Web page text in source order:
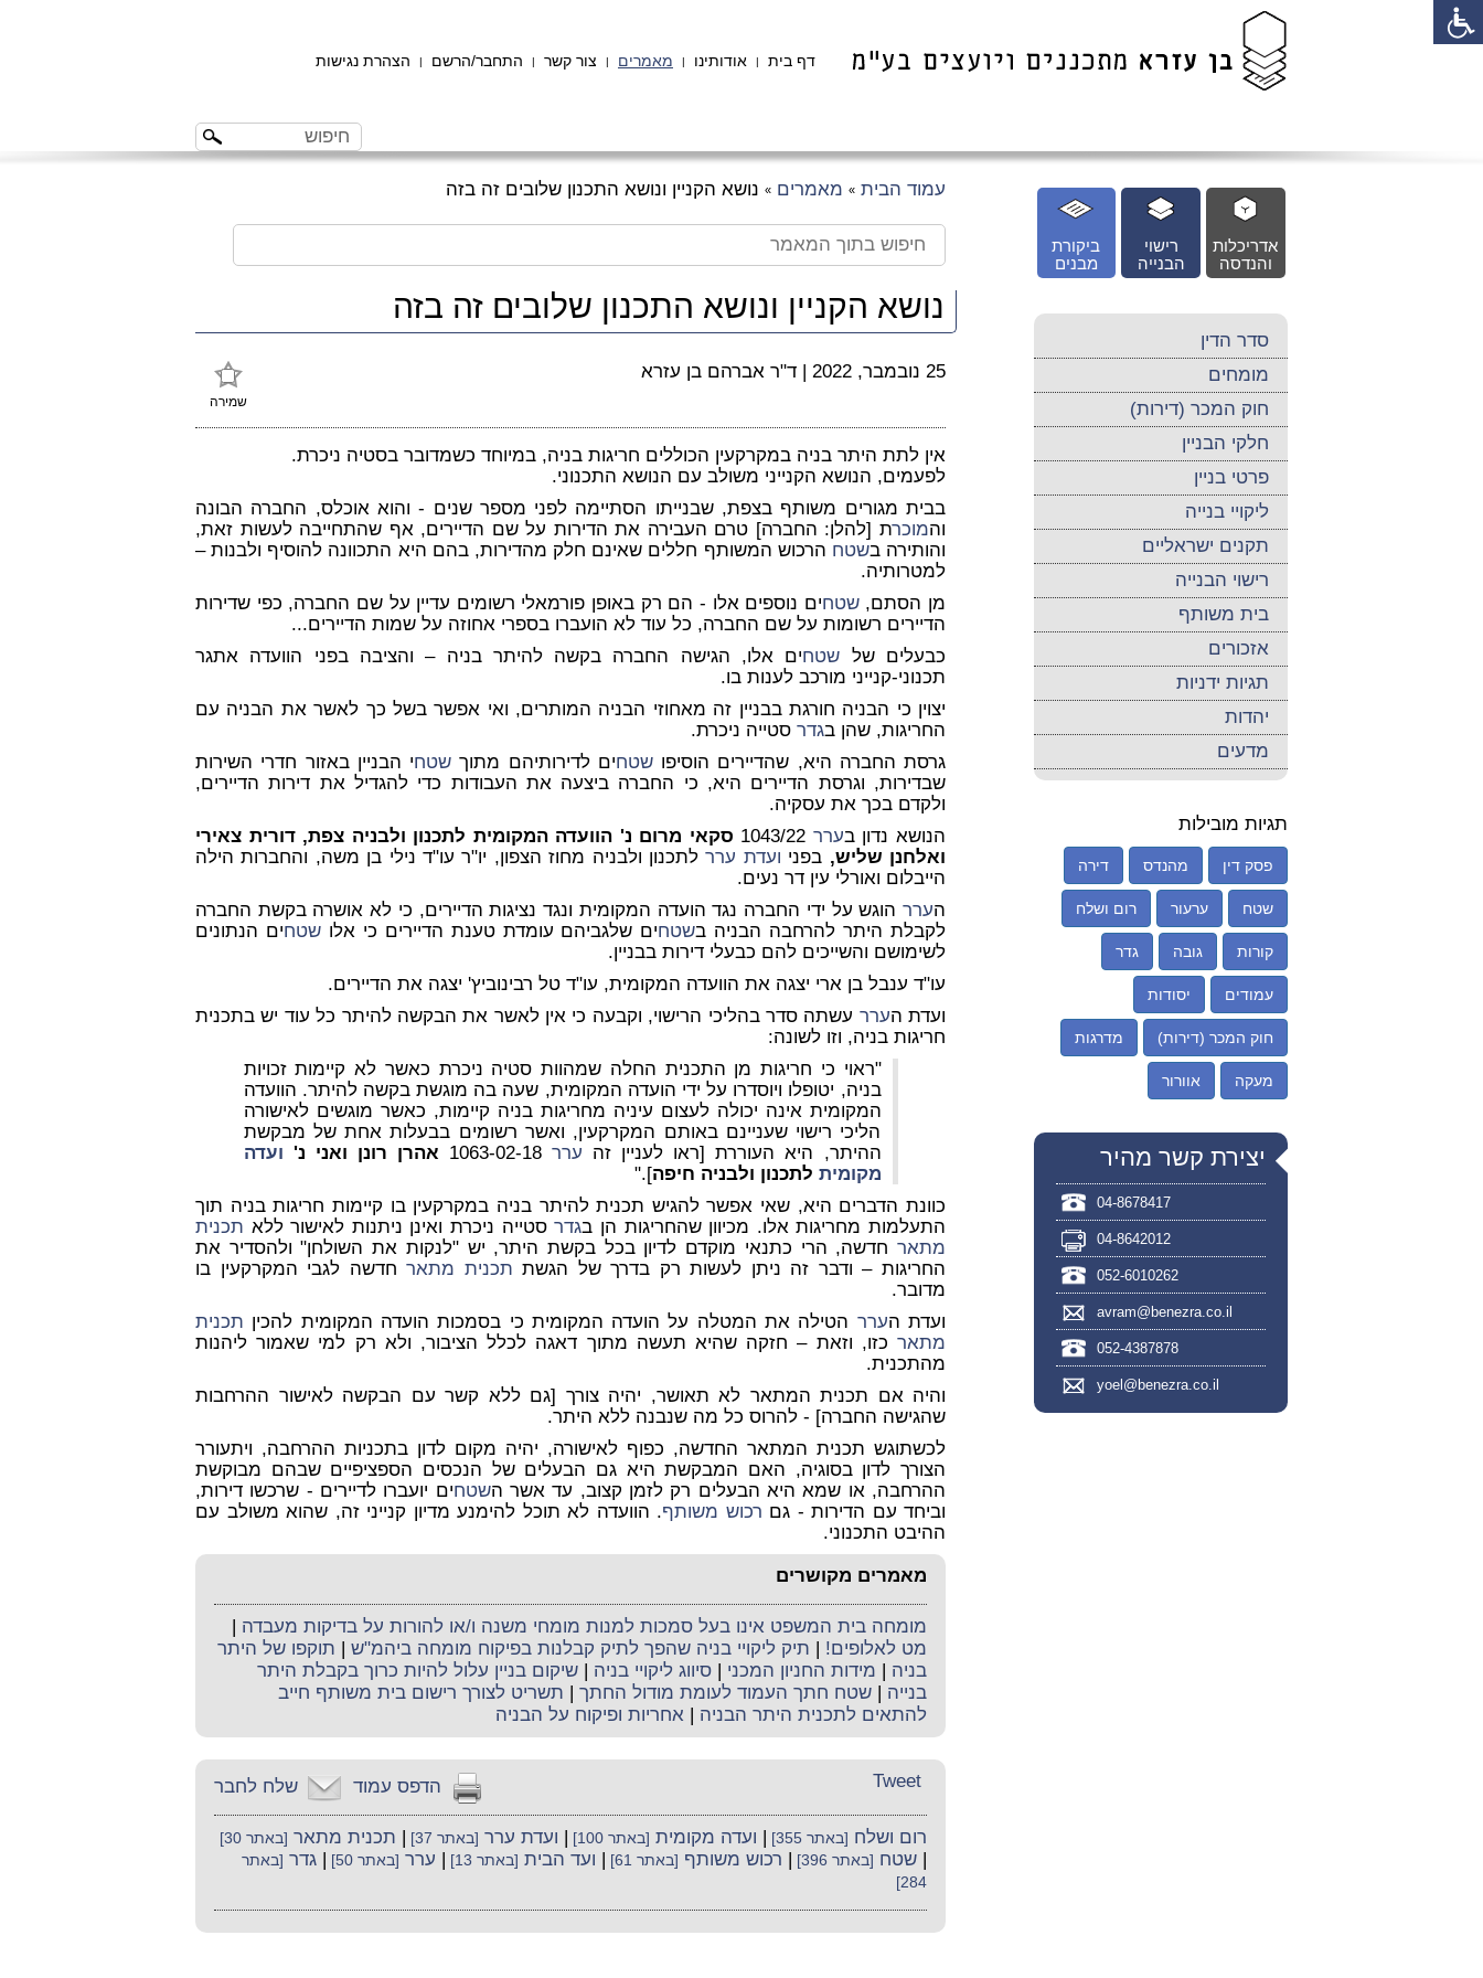
דף בית | אודותינו | מאמרים | צור קשר | התחבר/הרשם | הצהרת נגישות
עמוד הבית » מאמרים » נושא הקניין ונושא התכנון שלובים זה בזה
נושא הקניין ונושא התכנון שלובים זה בזה
שמירה
25 נובמבר, 2022 | ד"ר אברהם בן עזרא
אין לתת היתר בניה במקרקעין הכוללים חריגות בניה, במיוחד כשמדובר בסטיה ניכרת.
לפעמים, הנושא הקנייני משולב עם הנושא התכנוני.
בבית מגורים משותף בצפת, שבנייתו הסתיימה לפני מספר שנים - והוא אוכלס, החברה הבונה
והמוכרת [להלן: החברה] טרם העבירה את הדירות על שם הדיירים, אף שהתחייבה לעשות זאת,
והותירה בשטח הרכוש המשותף חללים שאינם חלק מהדירות, בהם היא התכוונה להוסיף ולבנות –
למטרותיה.
מן הסתם,שטחים נוספים אלו - הם רק באופן פורמאלי רשומים עדיין על שם החברה, כפי שדירות
הדיירים רשומות על שם החברה, כל עוד לא הועברו בספרי אחוזה על שמות הדיירים...
כבעלים של שטחים אלו, הגישה החברה בקשה להיתר בניה – והציבה בפני הוועדה אתגר
תכנוני-קנייני מורכב לענות בו.
יצוין כי הבניה חורגת בבניין זה מאחוזי הבניה המותרים, ואי אפשר בשל כך לאשר את הבניה עם
החריגות, שהן בגדר סטייה ניכרת.
גרסת החברה היא, שהדיירים הוסיפושטחים לדירותיהם מתוך שטחי הבניין באזור חדרי השירות
שבדירות, וגרסת הדיירים היא, כי החברה ביצעה את העבודות כדי להגדיל את דירות הדיירים,
ולקדם בכך את עסקיה.
הנושא נדון בערר
סקאי מרום נ' הוועדה המקומית לתכנון ולבניה צפת, דורית צאירי
ואלחנן שליש, בפני ועדת עררלתכנון ולבניה מחוז הצפון, יו"ר עו"ד נילי בן משה, והחברות הילה
הייבלום ואורלי עין דר נעים.
הערר הוגש על ידי החברה נגד הועדה המקומית ונגד נציגות הדיירים, כי לא אושרה בקשת החברה
לקבלת היתר להרחבה הבניה בשטחים שלגביהם עומדת טענת הדיירים כי אלושטחים הנתונים
לשימושם והשייכים להם כבעלי דירות בבניין.
עו"ד ענבל בן ארי יצגה את הוועדה המקומית, עו"ד טל רבינוביץ' יצגה את הדיירים.
ועדת הערר עשתה סדר בהליכי הרישוי, וקבעה כי אין לאשר את הבקשה להיתר כל עוד יש בתכנית
חריגות בניה, וזו לשונה:
"ראוי כי חריגות מן התכנית החלה שמהוות סטיה ניכרת כאשר לא קיימות זכויות
בניה, יטופלו ויוסדרו על ידי הועדה המקומית, שעה בה מוגשת בקשה להיתר. הוועדה
המקומית אינה יכולה לעצום עיניה מחריגות בניה קיימות, כאשר מוגשים לאישורה
הליכי רישוי שעניינם באותם המקרקעין, ואשר רשומים בבעלות אחת של מבקשת
ההיתר, היא העוררת [ראו לעניין זה ערר1063-02-18 אהרן רונן ואני נ' ועדה
מקומית לתכנון ולבניה חיפה]."
כוונת הדברים היא, שאי אפשר להגיש תכנית להיתר בניה במקרקעין בו קיימות חריגות בניה תוך
התעלמות מחריגות אלו. מכיוון שהחריגות הן בגדרסטייה ניכרת ואינן ניתנות לאישור ללא תכנית
מתאר חדשה, הרי כתנאי מוקדם לדיון בכל בקשת היתר, יש "לנקות את השולחן" ולהסדיר את
החריגות – ודבר זה ניתן לעשות רק בדרך של הגשת תכנית מתארחדשה לגבי המקרקעין בו
מדובר.
ועדת הערר הטילה את המטלה על הועדה המקומית כי בסמכות הועדה המקומית להכין תכנית
מתאר כזו, וזאת – חזקה שהיא תעשה מתוך דאגה לכלל הציבור, ולא רק למי שאמור ליהנות
מהתכנית.
והיה אם תכנית המתאר לא תאושר, יהיה צורך [גם ללא קשר עם הבקשה לאישור ההרחבות
שהגישה החברה] - להרוס כל מה שנבנה ללא היתר.
לכשתוגש תכנית המתאר החדשה, כפוף לאישורה, יהיה מקום לדון בתכניות ההרחבה, ויתעורר
הצורך לדון בסוגיה, האם המבקשת היא גם הבעלים של הנכסים הספציפיים שבהם מבוקשת
ההרחבה, או שמא היא הבעלים רק לזמן קצוב, עד אשר השטחים יועברו לדיירים - שרכשו דירות,
וביחד עם הדירות - גם רכוש משותף. הוועדה לא תוכל להימנע מדיון קנייני זה, שהוא משולב עם
ההיבט התכנוני.
מאמרים מקושרים
מומחה בית המשפט אינו בעל סמכות למנות מומחי משנה ו/או להורות על בדיקות מעבדה |
מט לאלופים! | תיק ליקויי בניה שהפך לתיק קבלנות בפיקוח מומחה ביהמ"ש | תוקפו של היתר
בניה | מידות החניון המכני | סיווג ליקויי בניה | שיקום בניין עלול להיות כרוך בקבלת היתר
בנייה | שטח חתך העמוד לעומת מודול החתך | תשריט לצורך רישום בית משותף חייב
להתאים לתכנית היתר הבניה | אחריות ופיקוח על הבניה
שלח לחבר הדפס עמוד Tweet
רום ושלח [באתר 355] | ועדה מקומית [באתר 100] | ועדת ערר [באתר 37] | תכנית מתאר [באתר 30]
| שטח [באתר 396] | רכוש משותף [באתר 61] | ועד הבית [באתר 13] | ערר [באתר 50] | גדר [באתר
284]
ביקורת
מבנים
רישוי
הבנייה
אדריכלות
והנדסה
סדר הדין
מומחים
חוק המכר (דירות)
חלקי הבניין
פרטי בניין
ליקויי בנייה
תקנים ישראליים
רישוי הבנייה
בית משותף
אזכורים
תגיות ידניות
יהדות
מדעים
תגיות מובילות
פסק דין מהנדס דירה
שטח ערעור רום ושלח
קורות גובה גדר
עמודים יסודות
חוק המכר (דירות) מדרגות
מעקה אוורור
יצירת קשר מהיר
04-8678417
04-8642012
052-6010262
avram@benezra.co.il
052-4387878
yoel@benezra.co.il